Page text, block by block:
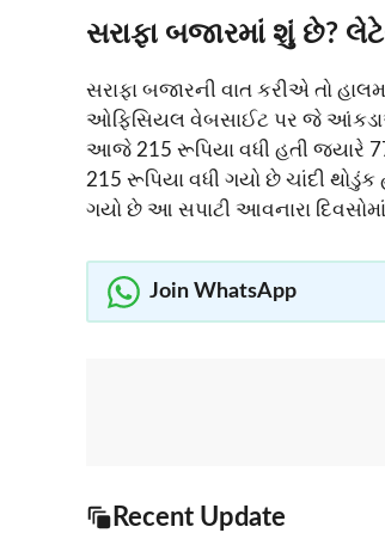
સરાફા બજારમાં શું છે?
સરાફા બજારની વાત કરીએ તો
ઓફિસિયલ વેબસાઈટ પર જે આંકડાઓ
આજે 215 રૂપિયા વધી હતી જ્યારે
215 રૂપિયા વધી ગયો છે ચાંદી
ગયો છે આ સપાટી આવનારા
Join WhatsApp
Recent Update